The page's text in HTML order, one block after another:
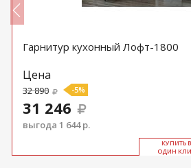
Гарнитур кухонный Лофт-1800
Цена
32 890 -5%
31 246
выгода 1 644 р.
КУ­ПИТЬ В
ОДИН